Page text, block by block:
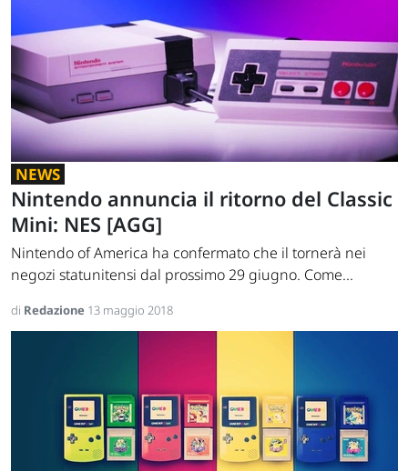
NEWS
Nintendo annuncia il ritorno del Classic
Mini: NES [AGG]
Nintendo of America ha confermato che il tornerà nei
negozi statunitensi dal prossimo 29 giugno. Come...
di Redazione 13 maggio 2018